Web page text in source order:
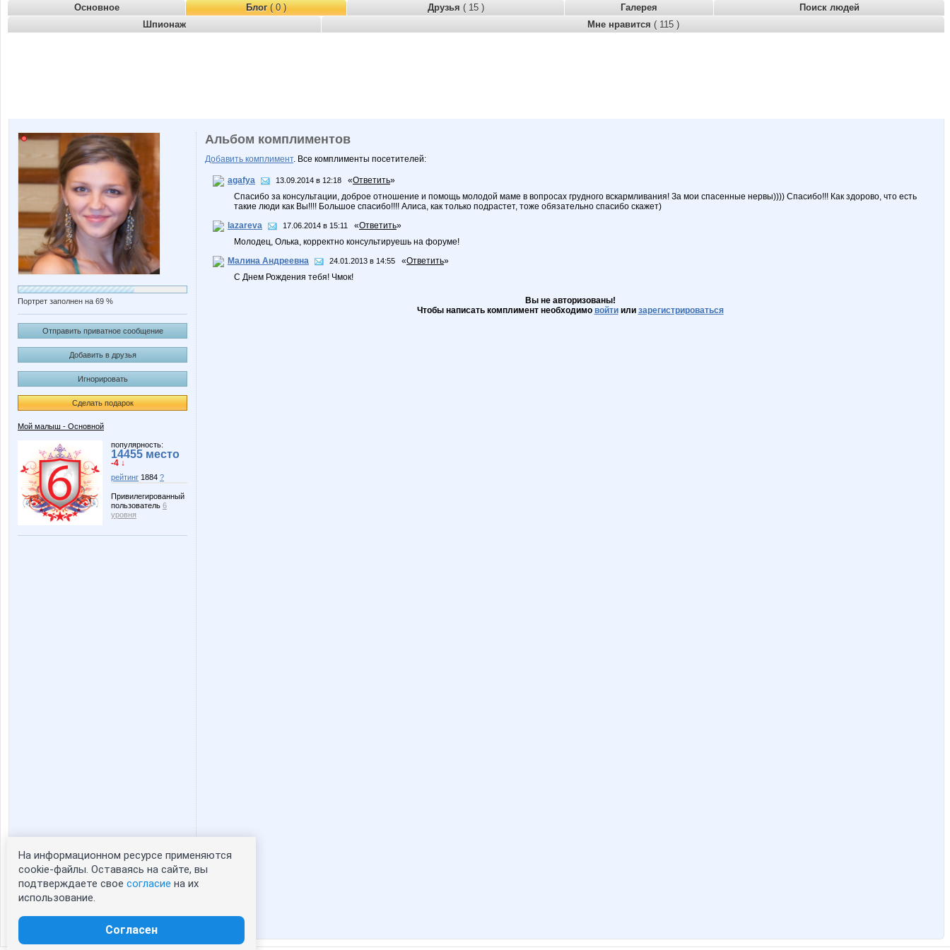
Основное Блог( 0 ) Друзья ( 15 ) Галерея
Поиск людей
Шпионаж
Мне нравится ( 115 )
Портрет заполнен на 69 %
Отправить приватное сообщение
Добавить в друзья
Игнорировать
Сделать подарок
Мой малыш - Основной
популярность:
14455 место
-4 ↓
рейтинг 1884 ?
Привилегированный
пользователь 6
уровня
Статистика портрета:
сейчас просматривают портрет - 0
зарегистрированные пользователи
Альбом комплиментов
Добавить комплимент. Все комплименты посетителей:
agafya 13.09.2014 в 12:18 «Ответить»
Спасибо за консультации, доброе отношение и помощь молодой маме в вопросах грудного вскармливания! За мои спасенные нервы)))) Спасибо!!! Как здорово, что есть
такие люди как Вы!!!! Большое спасибо!!!! Алиса, как только подрастет, тоже обязательно спасибо скажет)
lazareva
17.06.2014 в 15:11 «Ответить»
Молодец, Олька, корректно консультируешь на форуме!
Малина Андреевна
24.01.2013 в 14:55 «Ответить»
С Днем Рождения тебя! Чмок!
Вы не авторизованы!
Чтобы написать комплимент необходимо войтиили зарегистрироваться
На информационном ресурсе применяются
cookie-файлы. Оставаясь на сайте, вы
подтверждаете свое согласие на их
использование.
Согласен